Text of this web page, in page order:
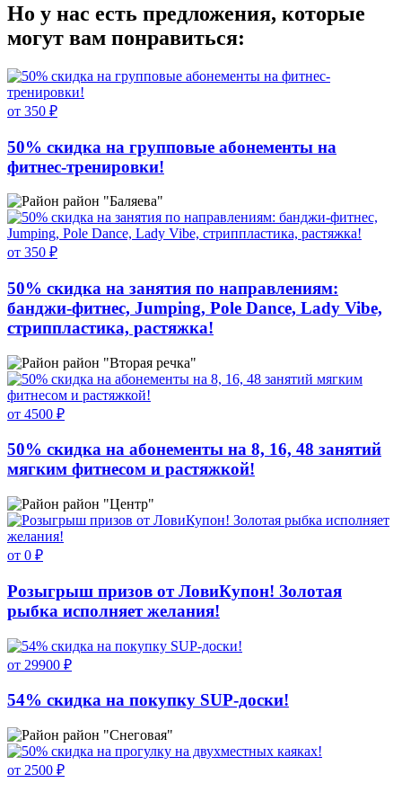
Но у нас есть предложения, которые
могут вам понравиться:
от 350 ₽
50% скидка на групповые абонементы на
фитнес-тренировки!
район "Баляева"
от 350 ₽
50% скидка на занятия по направлениям:
банджи-фитнес, Jumping, Pole Dance, Lady Vibe,
стриппластика, растяжка!
район "Вторая речка"
от 4500 ₽
50% скидка на абонементы на 8, 16, 48 занятий
мягким фитнесом и растяжкой!
район "Центр"
от 0 ₽
Розыгрыш призов от ЛовиКупон! Золотая
рыбка исполняет желания!
от 29900 ₽
54% скидка на покупку SUP-доски!
район "Снеговая"
от 2500 ₽